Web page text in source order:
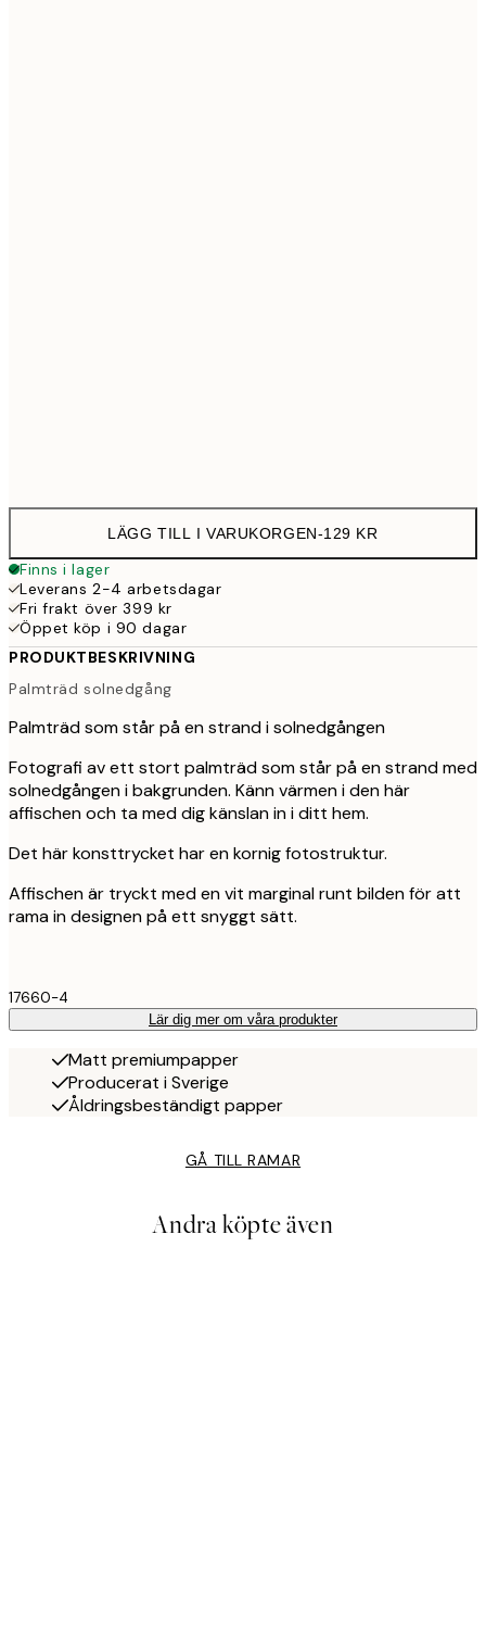
LÄGG TILL I VARUKORGEN-129 KR
Finns i lager
Leverans 2-4 arbetsdagar
Fri frakt över 399 kr
Öppet köp i 90 dagar
PRODUKTBESKRIVNING
Palmträd solnedgång
Palmträd som står på en strand i solnedgången
Fotografi av ett stort palmträd som står på en strand med
solnedgången i bakgrunden. Känn värmen i den här
affischen och ta med dig känslan in i ditt hem.
Det här konsttrycket har en kornig fotostruktur.
Affischen är tryckt med en vit marginal runt bilden för att
rama in designen på ett snyggt sätt.
17660-4
Lär dig mer om våra produkter
Matt premiumpapper
Producerat i Sverige
Åldringsbeständigt papper
GÅ TILL RAMAR
Andra köpte även